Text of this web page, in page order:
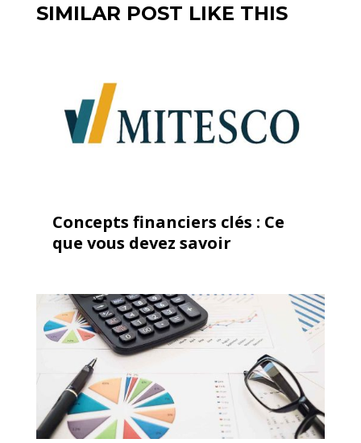
SIMILAR POST LIKE THIS
Concepts financiers clés : Ce
que vous devez savoir